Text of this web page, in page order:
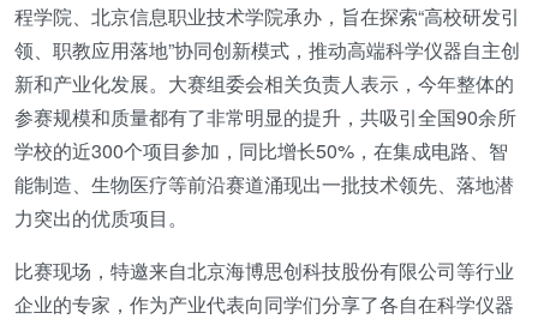
程学院、北京信息职业技术学院承办，旨在探索“高校研发引
领、职教应用落地”协同创新模式，推动高端科学仪器自主创
新和产业化发展。大赛组委会相关负责人表示，今年整体的
参赛规模和质量都有了非常明显的提升，共吸引全国90余所
学校的近300个项目参加，同比增长50%，在集成电路、智
能制造、生物医疗等前沿赛道涌现出一批技术领先、落地潜
力突出的优质项目。
比赛现场，特邀来自北京海博思创科技股份有限公司等行业
企业的专家，作为产业代表向同学们分享了各自在科学仪器